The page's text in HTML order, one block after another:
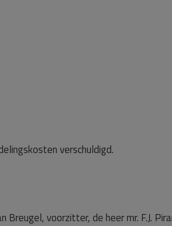
verschuldigd.
voorzitter, de heer mr. F.J.